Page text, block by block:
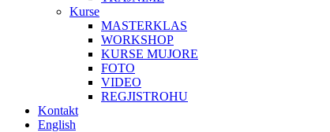
Kurse
MASTERKLAS
WORKSHOP
KURSE MUJORE
FOTO
VIDEO
REGJISTROHU
Kontakt
English